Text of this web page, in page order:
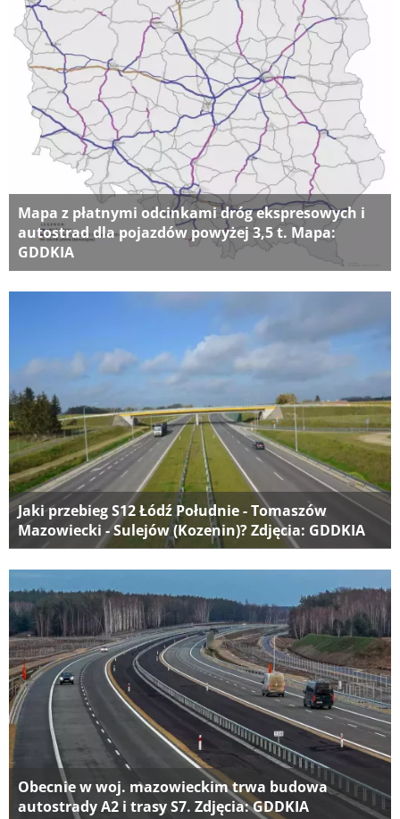
Mapa z płatnymi odcinkami dróg ekspresowych i
autostrad dla pojazdów powyżej 3,5 t. Mapa:
GDDKIA
Jaki przebieg S12 Łódź Południe - Tomaszów
Mazowiecki - Sulejów (Kozenin)? Zdjęcia: GDDKIA
Obecnie w woj. mazowieckim trwa budowa
autostrady A2 i trasy S7. Zdjęcia: GDDKIA